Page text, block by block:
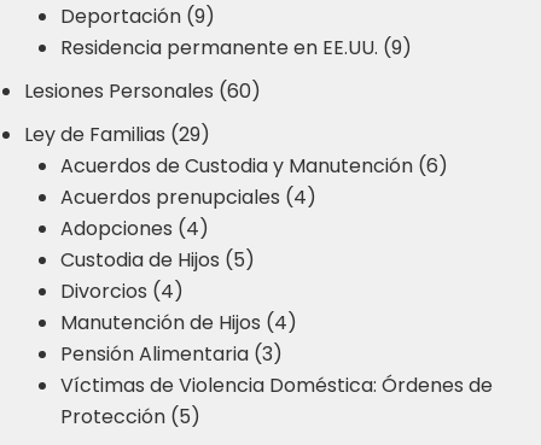
Deportación (9)
Residencia permanente en EE.UU. (9)
Lesiones Personales (60)
Ley de Familias (29)
Acuerdos de Custodia y Manutención (6)
Acuerdos prenupciales (4)
Adopciones (4)
Custodia de Hijos (5)
Divorcios (4)
Manutención de Hijos (4)
Pensión Alimentaria (3)
Víctimas de Violencia Doméstica: Órdenes de
Protección (5)